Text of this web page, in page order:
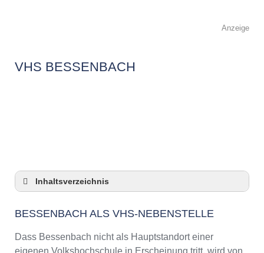
Anzeige
VHS BESSENBACH
Inhaltsverzeichnis
Checkliste: So zeigt die VHS in Bessenbach
3 Tipps für Interessierte aus Bessenbach an
BESSENBACH ALS VHS-NEBENSTELLE
Dass Bessenbach nicht als Hauptstandort einer
eigenen Volkshochschule in Erscheinung tritt, wird von